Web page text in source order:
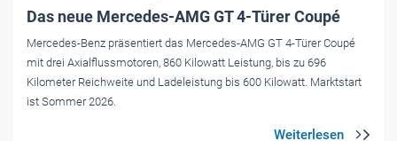
Das neue Mercedes-AMG GT 4-Türer Coupé
Mercedes-Benz präsentiert das Mercedes-AMG GT 4-Türer Coupé
mit drei Axialflussmotoren, 860 Kilowatt Leistung, bis zu 696
Kilometer Reichweite und Ladeleistung bis 600 Kilowatt. Marktstart
ist Sommer 2026.